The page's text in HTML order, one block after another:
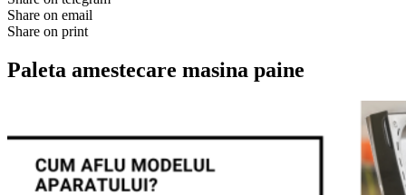
Share on email
Share on print
Paleta amestecare masina paine